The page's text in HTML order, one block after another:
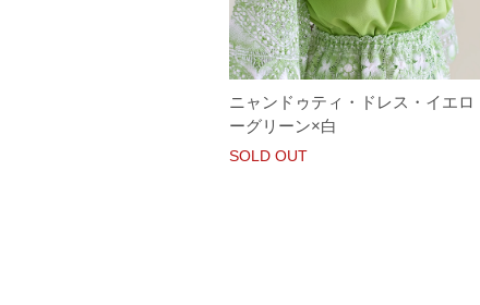
ニャンドゥティ・ドレス・イエロ
ーグリーン×白
SOLD OUT